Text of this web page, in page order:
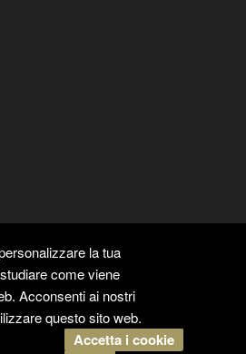
la tua
come viene
Acconsenti ai nostri
questo sito web.
Accetta i cookie